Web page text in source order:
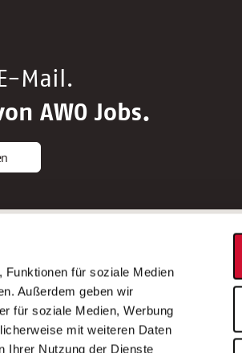
Funktionen für soziale Medien
Außerdem geben wir
für soziale Medien, Werbung
mit weiteren Daten
Ihrer Nutzung der Dienste
Mail.
AWO Jobs.
nach Bundesland
nach Bundesländern
Bei